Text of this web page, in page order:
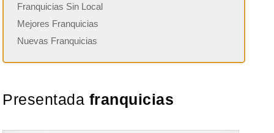
Franquicias Sin Local
Mejores Franquicias
Nuevas Franquicias
Presentada franquicias